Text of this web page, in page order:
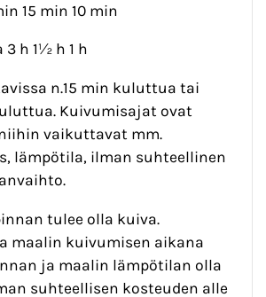
15 min 10 min
h 1½ h 1 h
n.15 min kuluttua tai
Kuivumisajat ovat
vaikuttavat mm.
lämpötila, ilman suhteellinen
tulee olla kuiva.
maalin kuivumisen aikana
ja maalin lämpötilan olla
suhteellisen kosteuden alle